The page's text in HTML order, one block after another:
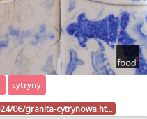
cytryny
06/granita-cytrynowa.ht…